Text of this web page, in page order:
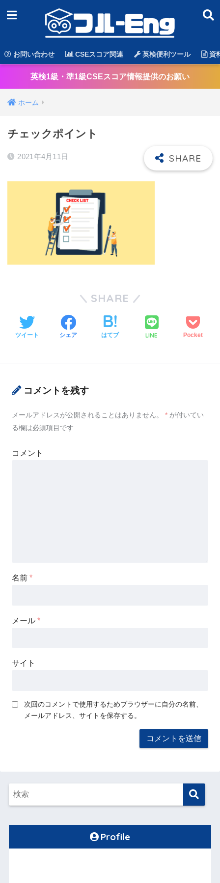
お問い合わせ CSEスコア関連 英検便利ツール 資
英検1級・準1級CSEスコア情報提供のお願い
ホーム
チェックポイント
2021年4月11日
SHARE
ツイート シェア はてブ LINE Pocket
コメントを残す
メールアドレスが公開されることはありません。 * が付いてい
る欄は必須項目です
コメント
名前 *
メール *
サイト
次回のコメントで使用するためブラウザーに自分の名前、
メールアドレス、サイトを保存する。
Profile